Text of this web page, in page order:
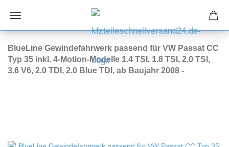
BlueLine Gewindefahrwerk passend für VW Passat CC
Typ 35 inkl. 4-Motion-Modelle 1.4 TSI, 1.8 TSI, 2.0 TSI,
3.6 V6, 2.0 TDI, 2.0 Blue TDI, ab Baujahr 2008 -